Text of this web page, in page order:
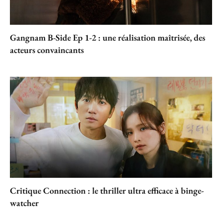
Gangnam B-Side Ep 1-2 : une réalisation maîtrisée, des
acteurs convaincants
Critique Connection : le thriller ultra efficace à binge-
watcher